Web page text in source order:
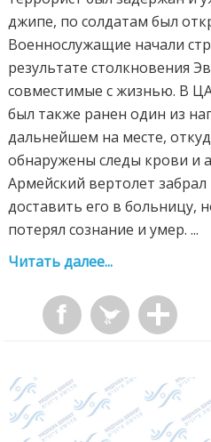
джипе, по солдатам был
Военнослужащие начали
результате столкновения
совместимые с жизнью. В
был также ранен один из
дальнейшем на месте,
обнаружены следы крови и
Армейский вертолет
доставить его в больницу,
потерял сознание и умер. ...
Читать далее...